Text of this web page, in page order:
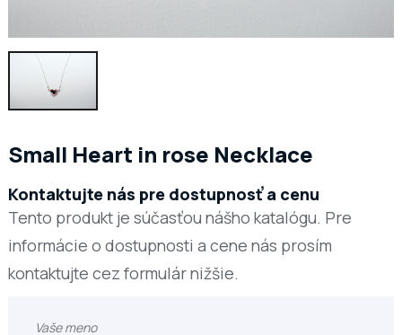
Small Heart in rose Necklace
Kontaktujte nás pre dostupnosť a cenu
Tento produkt je súčasťou nášho katalógu. Pre
informácie o dostupnosti a cene nás prosím
kontaktujte cez formulár nižšie.